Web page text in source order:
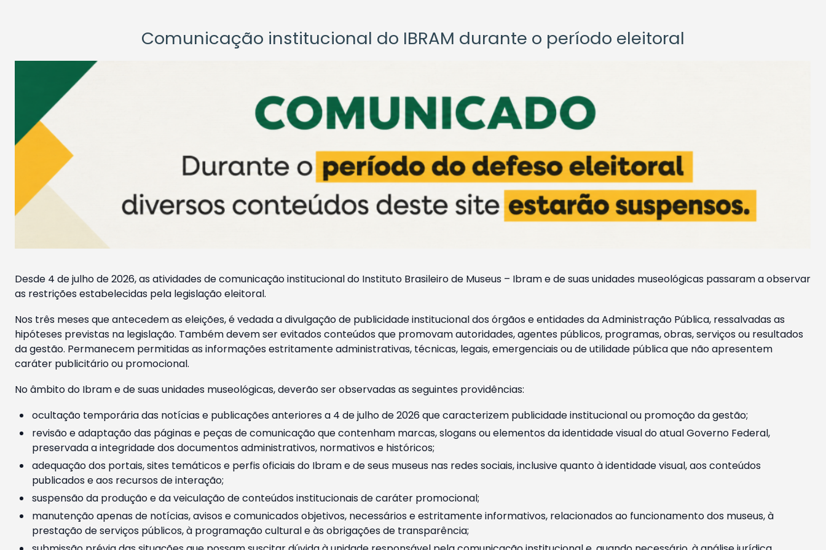
Comunicação institucional do IBRAM durante o período eleitoral
Desde 4 de julho de 2026, as atividades de comunicação institucional do Instituto Brasileiro de Museus – Ibram e de suas unidades museológicas passaram a observar
as restrições estabelecidas pela legislação eleitoral.
Nos três meses que antecedem as eleições, é vedada a divulgação de publicidade institucional dos órgãos e entidades da Administração Pública, ressalvadas as
hipóteses previstas na legislação. Também devem ser evitados conteúdos que promovam autoridades, agentes públicos, programas, obras, serviços ou resultados
da gestão. Permanecem permitidas as informações estritamente administrativas, técnicas, legais, emergenciais ou de utilidade pública que não apresentem
caráter publicitário ou promocional.
No âmbito do Ibram e de suas unidades museológicas, deverão ser observadas as seguintes providências:
ocultação temporária das notícias e publicações anteriores a 4 de julho de 2026 que caracterizem publicidade institucional ou promoção da gestão;
revisão e adaptação das páginas e peças de comunicação que contenham marcas, slogans ou elementos da identidade visual do atual Governo Federal,
preservada a integridade dos documentos administrativos, normativos e históricos;
adequação dos portais, sites temáticos e perfis oficiais do Ibram e de seus museus nas redes sociais, inclusive quanto à identidade visual, aos conteúdos
publicados e aos recursos de interação;
suspensão da produção e da veiculação de conteúdos institucionais de caráter promocional;
manutenção apenas de notícias, avisos e comunicados objetivos, necessários e estritamente informativos, relacionados ao funcionamento dos museus, à
prestação de serviços públicos, à programação cultural e às obrigações de transparência;